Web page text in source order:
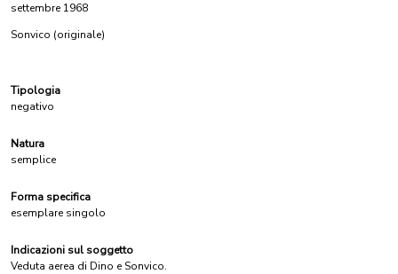
settembre 1968
Sonvico (originale)
Tipologia
negativo
Natura
semplice
Forma specifica
esemplare singolo
Indicazioni sul soggetto
Veduta aerea di Dino e Sonvico.